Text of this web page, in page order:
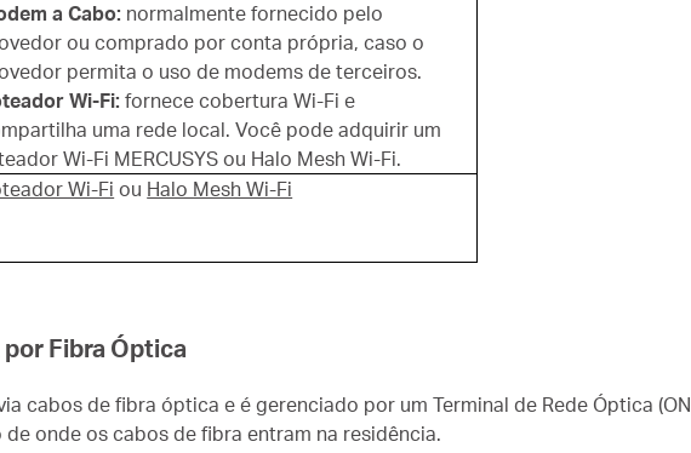
a Cabo: normalmente fornecido pelo
ou comprado por conta própria, caso o
permita o uso de modems de terceiros.
Wi-Fi: fornece cobertura Wi-Fi e
uma rede local. Você pode adquirir um
Wi-Fi MERCUSYS ou Halo Mesh Wi-Fi.
Wi-Fi ou Halo Mesh Wi-Fi
Fibra Óptica
cabos de fibra óptica e é gerenciado por um Terminal de Rede Óptica
onde os cabos de fibra entram na residência.